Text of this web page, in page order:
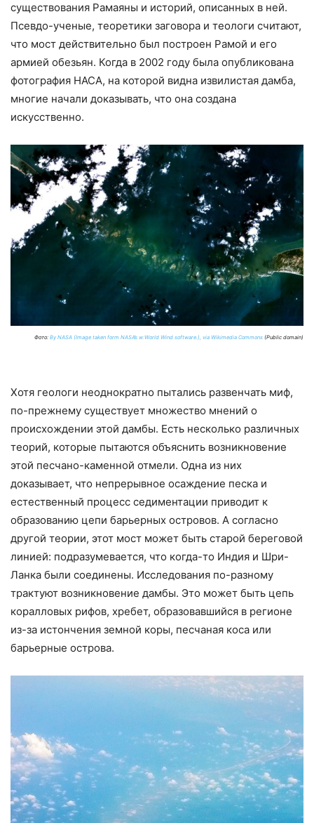
существования Рамаяны и историй, описанных в ней.
Псевдо-ученые, теоретики заговора и теологи считают,
что мост действительно был построен Рамой и его
армией обезьян. Когда в 2002 году была опубликована
фотография НАСА, на которой видна извилистая дамба,
многие начали доказывать, что она создана
искусственно.
Фото: By NASA (Image taken form NASA’s w:World Wind software.), via Wikimedia Commons (Public domain)
Хотя геологи неоднократно пытались развенчать миф,
по-прежнему существует множество мнений о
происхождении этой дамбы. Есть несколько различных
теорий, которые пытаются объяснить возникновение
этой песчано-каменной отмели. Одна из них
доказывает, что непрерывное осаждение песка и
естественный процесс седиментации приводит к
образованию цепи барьерных островов. А согласно
другой теории, этот мост может быть старой береговой
линией: подразумевается, что когда-то Индия и Шри-
Ланка были соединены. Исследования по-разному
трактуют возникновение дамбы. Это может быть цепь
коралловых рифов, хребет, образовавшийся в регионе
из-за истончения земной коры, песчаная коса или
барьерные острова.